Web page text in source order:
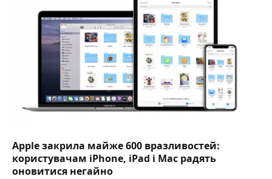
Apple закрила майже 600 вразливостей:
користувачам iPhone, iPad і Mac радять
оновитися негайно